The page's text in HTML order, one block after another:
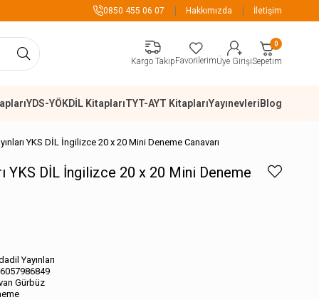
899 TL Üzeri Alışverişlerde
0850 455 06 07 Hakkımızda İletişim
Kargo TakipFavorilerimÜye GirişiSepetim
0
YDS-YÖKDİL KitaplarıTYT-AYT KitaplarıYayınevleriBlog
YKS DİL İngilizce 20 x 20 Mini Deneme Canavarı
YKS DİL İngilizce 20 x 20 Mini Deneme
Yayınları
Gürbüz